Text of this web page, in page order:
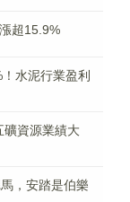
超15.9%
水泥行業盈利
礦資源業績大
，安踏是伯樂